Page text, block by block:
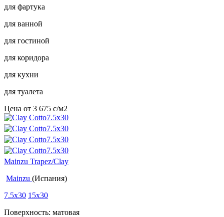
для фартука
для ванной
для гостиной
для коридора
для кухни
для туалета
Цена от 3 675 c/м2
Mainzu Trapez/Clay
Mainzu (Испания)
7.5x30 15x30
Поверхность: матовая